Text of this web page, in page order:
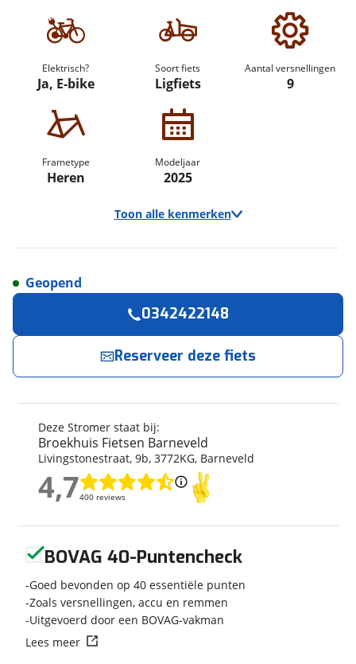
Elektrisch?
Ja, E-bike
Soort fiets
Ligfiets
Aantal versnellingen
9
Frametype
Heren
Modeljaar
2025
Toon alle kenmerken
ST3 Pinion ABS
Modeljaar
2025
Nieuw of occasion
Nieuw
Aantal versnellingen
Framemateriaal
Aluminium
Kleur
Wit
Fabriekskleur
Cool White
Type remsysteem voor
Schijfrem
Merk remsysteem voor
Deze Stromer staat bij:
Broekhuis Fietsen Barneveld
Livingstonestraat, 9b, 3772KG, Barneveld
4,7400 reviews
4,7
Geopend
0342422148
Reserveer deze fiets
Reserveernu!
Broekhuis Fietsen Barneveld neemt snel
contact met je op.
Naam
E-mailadres
Telefoonnummer (optioneel)
Vraag mijn reservering aan
BOVAG 40-Puntencheck
Goed bevonden op 40 essentiële punten
Zoals versnellingen, accu en remmen
Uitgevoerd door een BOVAG-vakman
Lees meer